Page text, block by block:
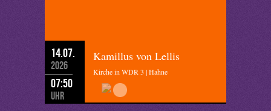
14.07.
2026
07:50
Uhr
Kamillus von Lellis
Kirche in WDR 3 | Hahne